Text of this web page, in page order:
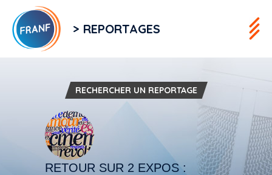
> REPORTAGES
RECHERCHER UN REPORTAGE
RETOUR SUR 2 EXPOS :